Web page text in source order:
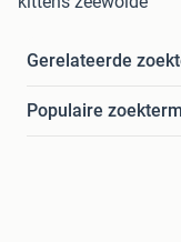
Gerelateerde
Populaire